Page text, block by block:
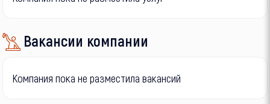
Вакансии компании
Компания пока не разместила вакансий